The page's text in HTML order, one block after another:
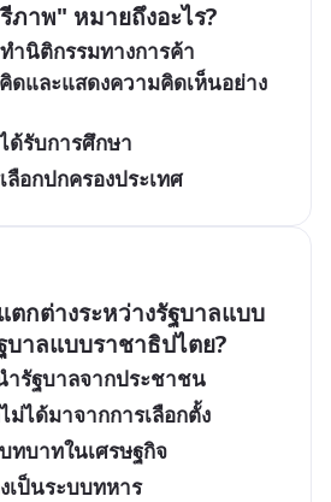
ภาพ" หมายถึงอะไร?
ำนิติกรรมทางการค้า
ดและแสดงความคิดเห็นอย่าง
ด้รับการศึกษา
ลือกปกครองประเทศ
ตกต่างระหว่างรัฐบาลแบบ
าลแบบราชาธิปไตย?
ำรัฐบาลจากประชาชน
ม่ได้มาจากการเลือกตั้ง
ทบาทในเศรษฐกิจ
เป็นระบบทหาร